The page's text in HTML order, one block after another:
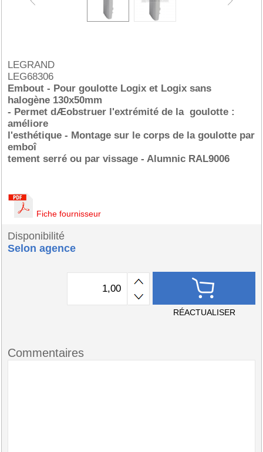
LEGRAND
LEG68306
Embout - Pour goulotte Logix et Logix sans
halogène 130x50mm
- Permet dÆobstruer l'extrémité de la goulotte :
améliore
l'esthétique - Montage sur le corps de la goulotte par
emboî
tement serré ou par vissage - Alumnic RAL9006
Fiche fournisseur
Disponibilité
Selon agence
RÉACTUALISER
Commentaires